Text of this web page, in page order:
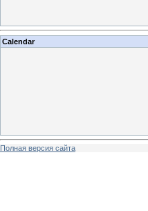
Calendar
Полная версия сайта